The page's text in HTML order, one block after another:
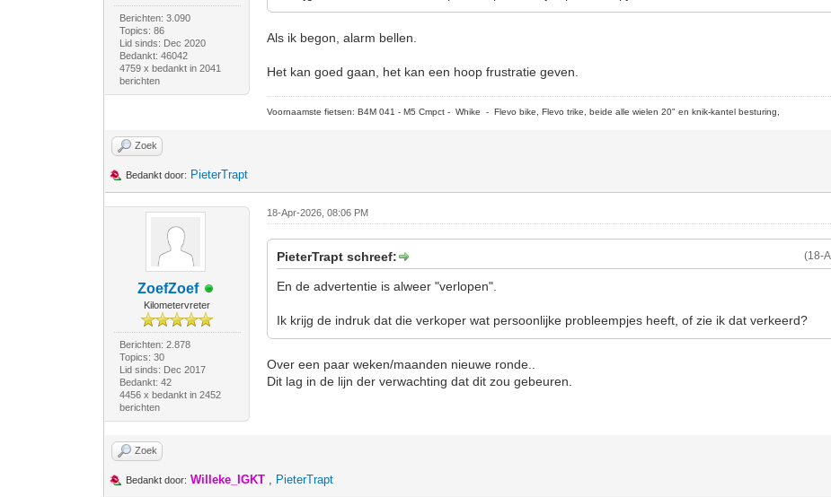
Berichten: 3.090
Topics: 86
Lid sinds: Dec 2020
Bedankt: 46042
4759 x bedankt in 2041
berichten
Als ik begon, alarm bellen.
Het kan goed gaan, het kan een hoop frustratie geven.
Voornaamste fietsen: B4M 041 - M5 Cmpct - Whike - Flevo bike, Flevo trike, beide alle wielen 20" en knik-kantel besturing,
Zoek
Bedankt door: PieterTrapt
ZoefZoef
Kilometervreter
Berichten: 2.878
Topics: 30
Lid sinds: Dec 2017
Bedankt: 42
4456 x bedankt in 2452
berichten
18-Apr-2026, 08:06 PM
(18-
PieterTrapt schreef:
En de advertentie is alweer "verlopen".
Ik krijg de indruk dat die verkoper wat persoonlijke probleempjes heeft, of zie ik dat verkeerd?
Over een paar weken/maanden nieuwe ronde..
Dit lag in de lijn der verwachting dat dit zou gebeuren.
Zoek
Bedankt door: Willeke_IGKT , PieterTrapt